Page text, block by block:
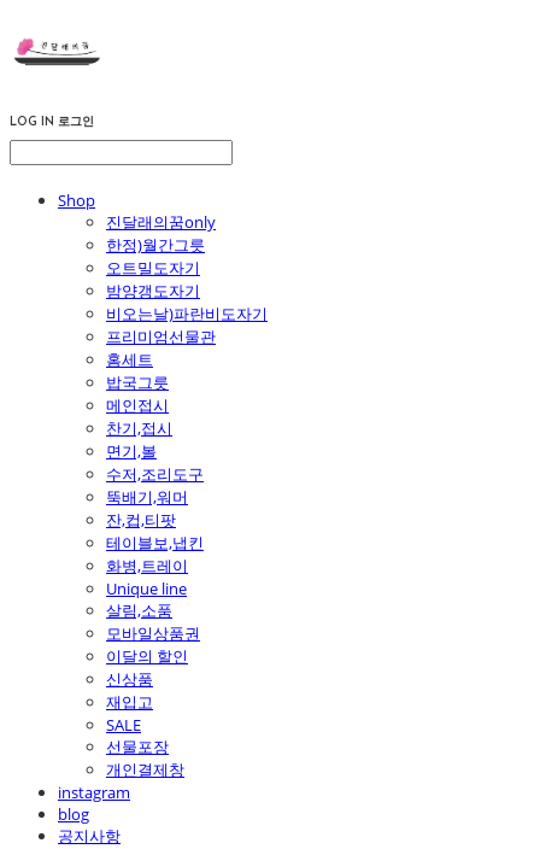
LOG IN 로그인
Shop
진달래의꿈only
한정)월간그릇
오트밀도자기
밤양갱도자기
비오는날)파란비도자기
프리미엄선물관
홈세트
밥국그릇
메인접시
찬기,접시
면기,볼
수저,조리도구
뚝배기,워머
잔,컵,티팟
테이블보,냅킨
화병,트레이
Unique line
살림,소품
모바일상품권
이달의 할인
신상품
재입고
SALE
선물포장
개인결제창
instagram
blog
공지사항